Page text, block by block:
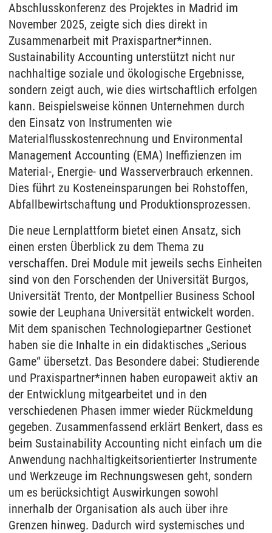
Abschlusskonferenz des Projektes in Madrid im
November 2025, zeigte sich dies direkt in
Zusammenarbeit mit Praxispartner*innen.
Sustainability Accounting unterstützt nicht nur
nachhaltige soziale und ökologische Ergebnisse,
sondern zeigt auch, wie dies wirtschaftlich erfolgen
kann. Beispielsweise können Unternehmen durch
den Einsatz von Instrumenten wie
Materialflusskostenrechnung und Environmental
Management Accounting (EMA) Ineffizienzen im
Material-, Energie- und Wasserverbrauch erkennen.
Dies führt zu Kosteneinsparungen bei Rohstoffen,
Abfallbewirtschaftung und Produktionsprozessen.
Die neue Lernplattform bietet einen Ansatz, sich
einen ersten Überblick zu dem Thema zu
verschaffen. Drei Module mit jeweils sechs Einheiten
sind von den Forschenden der Universität Burgos,
Universität Trento, der Montpellier Business School
sowie der Leuphana Universität entwickelt worden.
Mit dem spanischen Technologiepartner Gestionet
haben sie die Inhalte in ein didaktisches „Serious
Game“ übersetzt. Das Besondere dabei: Studierende
und Praxispartner*innen haben europaweit aktiv an
der Entwicklung mitgearbeitet und in den
verschiedenen Phasen immer wieder Rückmeldung
gegeben. Zusammenfassend erklärt Benkert, dass es
beim Sustainability Accounting nicht einfach um die
Anwendung nachhaltigkeitsorientierter Instrumente
und Werkzeuge im Rechnungswesen geht, sondern
um es berücksichtigt Auswirkungen sowohl
innerhalb der Organisation als auch über ihre
Grenzen hinweg. Dadurch wird systemisches und